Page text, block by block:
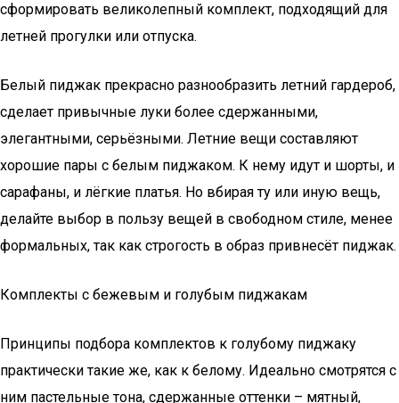
сформировать великолепный комплект, подходящий для
летней прогулки или отпуска.
Белый пиджак прекрасно разнообразить летний гардероб,
сделает привычные луки более сдержанными,
элегантными, серьёзными. Летние вещи составляют
хорошие пары с белым пиджаком. К нему идут и шорты, и
сарафаны, и лёгкие платья. Но вбирая ту или иную вещь,
делайте выбор в пользу вещей в свободном стиле, менее
формальных, так как строгость в образ привнесёт пиджак.
Комплекты с бежевым и голубым пиджакам
Принципы подбора комплектов к голубому пиджаку
практически такие же, как к белому. Идеально смотрятся с
ним пастельные тона, сдержанные оттенки – мятный,